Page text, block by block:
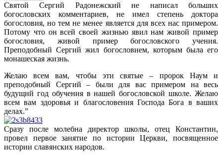
Святой Сергий Радонежский не написал больших
богословских комментариев, не имел степень доктора
богословия, но тем не менее является для всех нас примером.
Потому что он всей своей жизнью явил нам живой пример
богословия, живой пример богословского учения.
Преподобный Сергий жил богословием, которым была его
монашеская жизнь.
Желаю всем вам, чтобы эти святые – пророк Наум и
преподобный Сергий – были для вас примером на весь
будущий год обучения в нашей богословской школе. Желаю
всем вам здоровья и благословения Господа Бога в ваших
делах.”
Сразу после молебна директор школы, отец Константин,
провел первое занятие по истории Церкви, посвященное
истории славянских народов.